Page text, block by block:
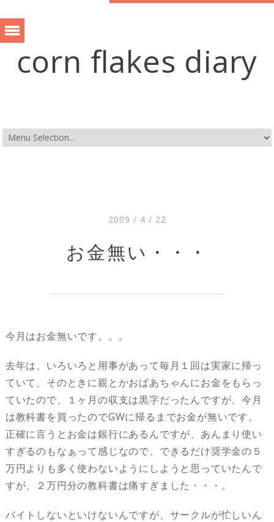
corn flakes diary
2009 / 4 / 22
お金無い・・・
今月はお金無いです。。。
去年は、いろいろと用事があって毎月１回は実家に帰っ
ていて、そのときに親とかおばあちゃんにお金をもらっ
ていたので、１ヶ月の収支は黒字だったんですが、今月
は教科書を買ったのでGWに帰るまでお金が無いです。
正確に言うとお金は銀行にあるんですが、あんまり使い
すぎるのもなぁって感じなので、できるだけ奨学金の５
万円よりも多く使わないようにしようと思っていたんで
すが、２万円分の教科書は痛すぎました・・・。
バイトしないといけないんですが、サークルが忙しいん